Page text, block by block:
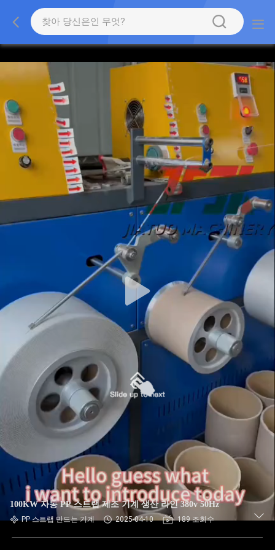
100KW 자동 PP 스트랩 제조 기계 생산 라인 380v 50Hz
PP 스트랩 만드는 기계 2025-04-10 189 조회수